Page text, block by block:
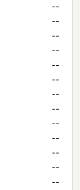
--
--
--
--
--
--
--
--
--
--
--
--
--